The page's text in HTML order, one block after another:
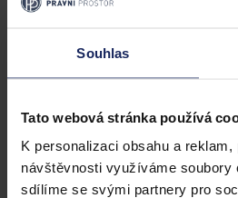
Souhlas
Tato webová stránka používá
K personalizaci obsahu a
návštěvnosti využíváme soubory
sdílíme se svými partnery pro